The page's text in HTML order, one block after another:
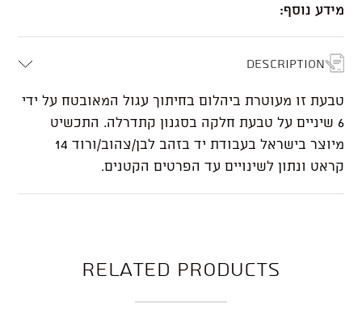
מידע נוסף:
Description
טבעת זו מעוטרת ביהלום בחיתוך עגול המאובטח על ידי
6 שיניים על טבעת חלקה בסגנון קתדרלה. התכשיט
מיוצר בישראל בעבודת יד בזהב לבן/צהוב/ורוד 14
קראט ונתון לשינויים עד הפרטים הקטנים.
Related products